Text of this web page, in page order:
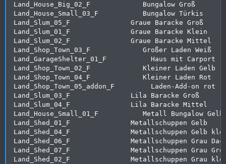
Land_House_Big_02_F             Bungalow Groß
Land_House_Small_03_F           Bungalow Türkis
Land_Slum_05_F               Graue Baracke Groß
Land_Slum_01_F               Graue Baracke Klein
Land_Slum_02_F               Graue Baracke Mittel
Land_Shop_Town_03_F             Großer Laden Weiß
Land_GarageShelter_01_F           Haus mit Carport
Land_Shop_Town_02_F             Kleiner Laden Gelb
Land_Shop_Town_04_F             Kleiner Laden Rot
Land_Shop_Town_05_addon_F         Laden-Add-on rot
Land_Slum_03_F               Lila Baracke Groß
Land_Slum_04_F               Lila Baracke Mittel
Land_House_Small_01_F           Metall Bungalow Gelb
Land_Shed_01_F               Metallschuppen Gelb
Land_Shed_04_F               Metallschuppen Gelb
Land_Shed_06_F               Metallschuppen Grau
Land_Shed_07_F               Metallschuppen Grau
Land_Shed_02_F               Metallschuppen Grau